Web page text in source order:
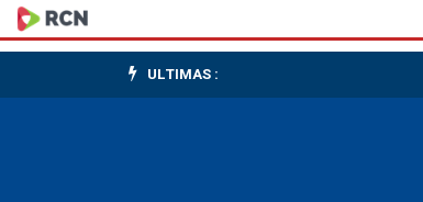
Memorial
homenageia
as
ULTIMAS :